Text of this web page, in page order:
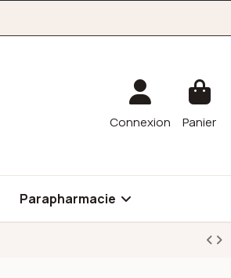
Connexion Panier
Parapharmacie